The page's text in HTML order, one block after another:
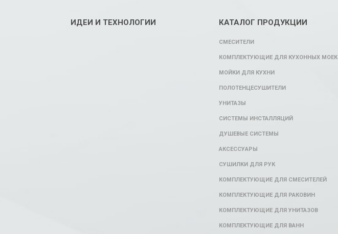
ИДЕИ И ТЕХНОЛОГИИ КАТАЛОГ ПРОДУКЦИИ
СМЕСИТЕЛИ
КОМПЛЕКТУЮЩИЕ ДЛЯ КУХОННЫХ МОЕК
МОЙКИ ДЛЯ КУХНИ
ПОЛОТЕНЦЕСУШИТЕЛИ
УНИТАЗЫ
СИСТЕМЫ ИНСТАЛЛЯЦИЙ
ДУШЕВЫЕ СИСТЕМЫ
АКСЕССУАРЫ
СУШИЛКИ ДЛЯ РУК
КОМПЛЕКТУЮЩИЕ ДЛЯ СМЕСИТЕЛЕЙ
КОМПЛЕКТУЮЩИЕ ДЛЯ РАКОВИН
КОМПЛЕКТУЮЩИЕ ДЛЯ УНИТАЗОВ
КОМПЛЕКТУЮЩИЕ ДЛЯ ВАНН